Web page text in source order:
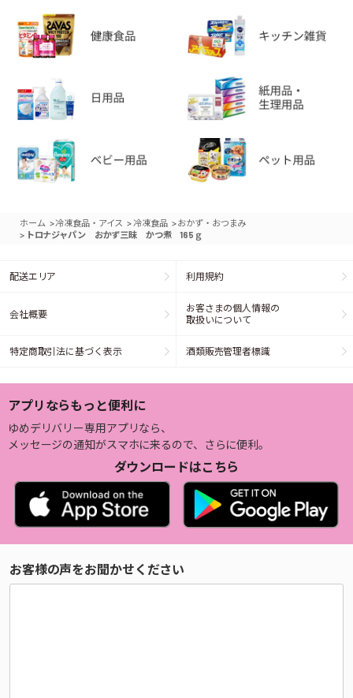
ホーム >冷凍食品・アイス > 冷凍食品 >おかず・おつまみ
> トロナジャパン おかず三昧 かつ煮 165ｇ
配送エリア 利用規約
会社概要
お客さまの個人情報の
取扱いについて
特定商取引法に基づく表示 酒類販売管理者標識
アプリならもっと便利に
ゆめデリバリー専用アプリなら、
メッセージの通知がスマホに来るので、さらに便利。
ダウンロードはこちら
お客様の声をお聞かせください